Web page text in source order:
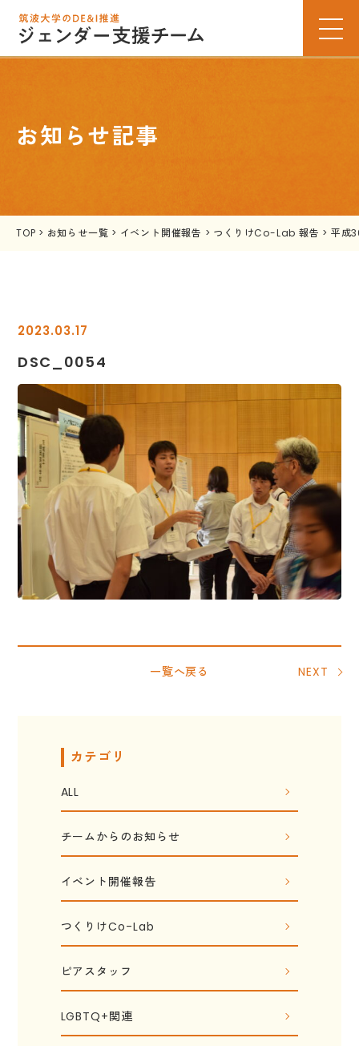
お知らせ記事
TOP > お知らせ一覧 > イベント開催報告 > つくりけCo-Lab 報告 > 平成
2023.03.17
DSC_0054
一覧へ戻る NEXT
カテゴリ
ALL
チームからのお知らせ
イベント開催報告
つくりけCo-Lab
ピアスタッフ
LGBTQ+関連